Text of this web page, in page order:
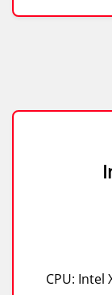
CPU: Intel